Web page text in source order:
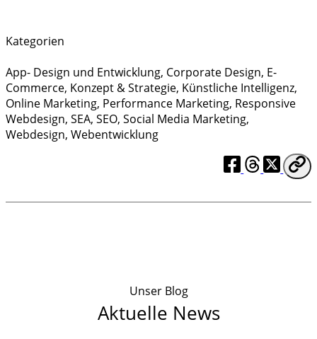
Kategorien
App- Design und Entwicklung, Corporate Design, E-
Commerce, Konzept & Strategie, Künstliche Intelligenz,
Online Marketing, Performance Marketing, Responsive
Webdesign, SEA, SEO, Social Media Marketing,
Webdesign, Webentwicklung
Unser Blog
Aktuelle News